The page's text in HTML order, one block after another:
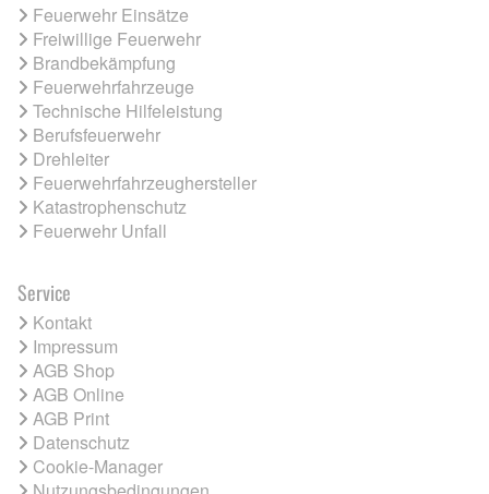
Feuerwehr Einsätze
Freiwillige Feuerwehr
Brandbekämpfung
Feuerwehrfahrzeuge
Technische Hilfeleistung
Berufsfeuerwehr
Drehleiter
Feuerwehrfahrzeughersteller
Katastrophenschutz
Feuerwehr Unfall
Service
Kontakt
Impressum
AGB Shop
AGB Online
AGB Print
Datenschutz
Cookie-Manager